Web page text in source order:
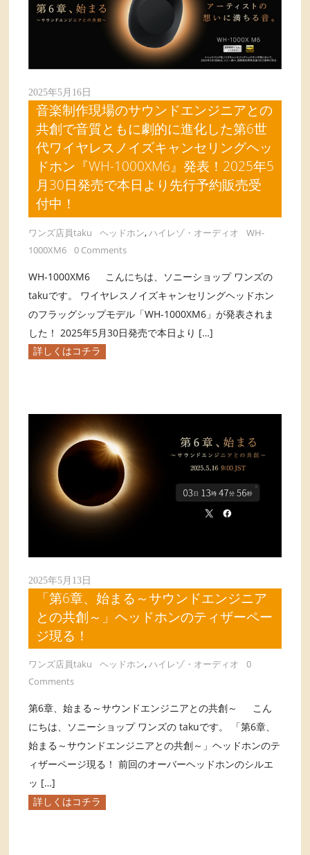
2025年5月16日
音楽制作現場のサウンドエンジニアとの
共創で音質ともに劇的に進化した第6世
代ワイヤレスノイズキャンセリングヘッ
ドホン『WH-1000XM6』発表！2025年5
月30日発売で本日より先行予約販売受
付中！
ワンズ店員taku ヘッドホン, ハイレゾ・オーディオ
WH-
1000XM6
0 Comments
WH-1000XM6 こんにちは、ソニーショップ ワンズの
takuです。 ワイヤレスノイズキャンセリングヘッドホン
のフラッグシップモデル「WH-1000XM6」が発表されま
した！ 2025年5月30日発売で本日より […]
詳しくはコチラ
2025年5月13日
「第6章、始まる～サウンドエンジニア
との共創～」ヘッドホンのティザーペー
ジ現る！
ワンズ店員taku ヘッドホン,ハイレゾ・オーディオ
0
Comments
第6章、始まる～サウンドエンジニアとの共創～ こん
にちは、ソニーショップ ワンズの takuです。 「第6章、
始まる～サウンドエンジニアとの共創～」ヘッドホンのテ
ィザーページ現る！ 前回のオーバーヘッドホンのシルエ
ッ […]
詳しくはコチラ